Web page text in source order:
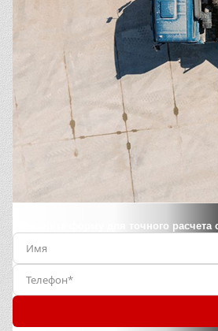
Заполните форму для точного расчета